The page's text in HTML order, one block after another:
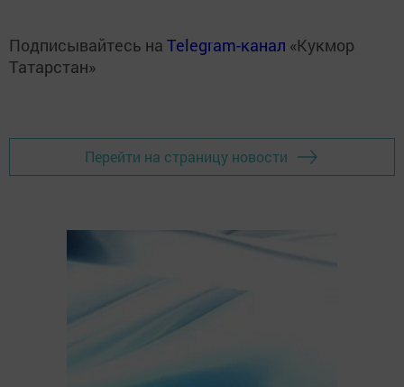
Подписывайтесь на Telegram-канал «Кукмор
Татарстан»
Перейти на страницу новости